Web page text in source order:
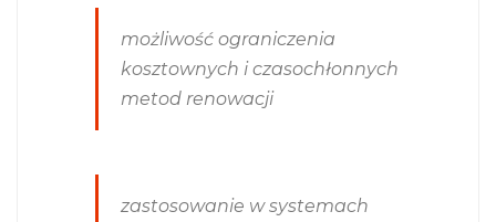
możliwość ograniczenia
kosztownych i czasochłonnych
metod renowacji
zastosowanie w systemach